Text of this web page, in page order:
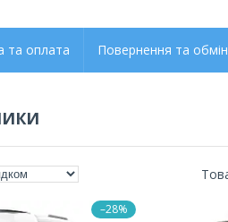
та оплата Повернення та обмін
–28%